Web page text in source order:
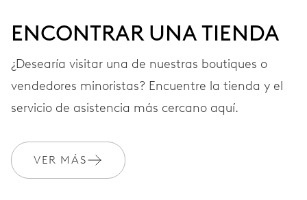
GARANTÍA
Únete a MyOris y amplía gratis tu garantía a 10 años
MYORIS
ENCONTRAR UNA TIENDA
¿Desearía visitar una de nuestras boutiques o
vendedores minoristas? Encuentre la tienda y el
servicio de asistencia más cercano aquí.
VER MÁS